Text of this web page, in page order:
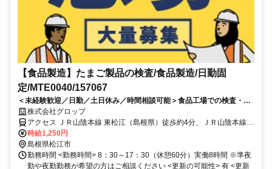
【食品製造】たまご製品の検査/食品製造/日勤固
定/MTE0040/157067
＜未経験歓迎／日勤／土日休み／時間相談可能＞食品工場での検査・製
造業務！増産による人員募集です
株式会社グロップ
アクセス ＪＲ山陰本線 東松江（島根県）徒歩約4分、ＪＲ山陰本線
揖屋徒歩約47分、ＪＲ山陰本線 松江南口徒歩約77分 JR東松江駅から
車で約10分
時給1,250円
島根県松江市
勤務時間 <勤務時間> 8：30～17：30（休憩60分）実働8時間 ※準夜
勤や夜勤勤務が希望の方はご相談ください <更新の可能性> 有 <更新